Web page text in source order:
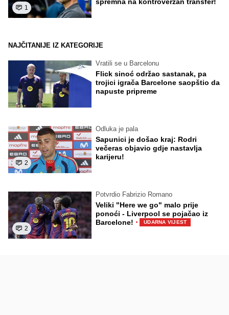
1
spremna na kontroverzan transfer!
NAJČITANIJE IZ KATEGORIJE
Vratili se u Barcelonu
Flick sinoć održao sastanak, pa
trojici igrača Barcelone saopštio da
napuste pripreme
2
Odluka je pala
Sapunici je došao kraj: Rodri
večeras objavio gdje nastavlja
karijeru!
2
Potvrdio Fabrizio Romano
Veliki "Here we go" malo prije
ponoći - Liverpool se pojačao iz
Barcelone! · UDARNA VIJEST